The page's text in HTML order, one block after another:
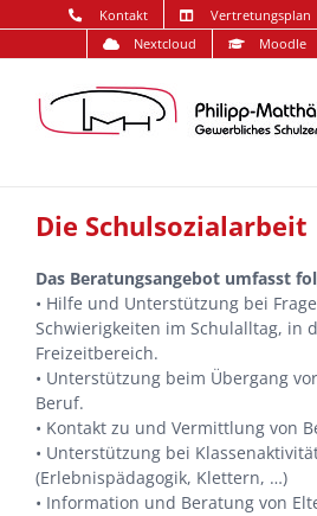
Inhalt
springen
Kontakt Vertretungsplan
Nextcloud
Moodle
Die Schulsozialarbeit
Das Beratungsangebot umfasst
• Hilfe und Unterstützung bei
Schwierigkeiten im Schulalltag, in
Freizeitbereich.
• Unterstützung beim Übergang
Beruf.
• Kontakt zu und Vermittlung von
• Unterstützung bei
(Erlebnispädagogik, Klettern, …)
• Information und Beratung von